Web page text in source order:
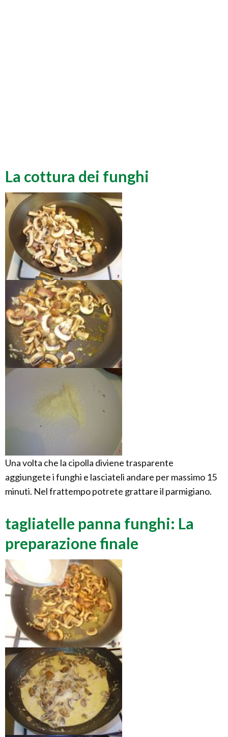
La cottura dei funghi
Una volta che la cipolla diviene trasparente
aggiungete i funghi e lasciateli andare per massimo 15
minuti. Nel frattempo potrete grattare il parmigiano.
tagliatelle panna funghi: La
preparazione finale